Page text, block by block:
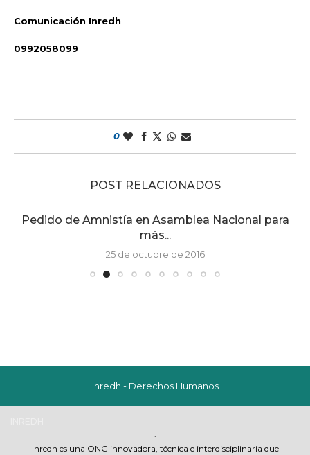
Comunicación Inredh
0992058099
0
POST RELACIONADOS
Pedido de Amnistía en Asamblea Nacional para
más...
25 de octubre de 2016
Inredh - Derechos Humanos
.
Inredh es una ONG innovadora, técnica e interdisciplinaria que